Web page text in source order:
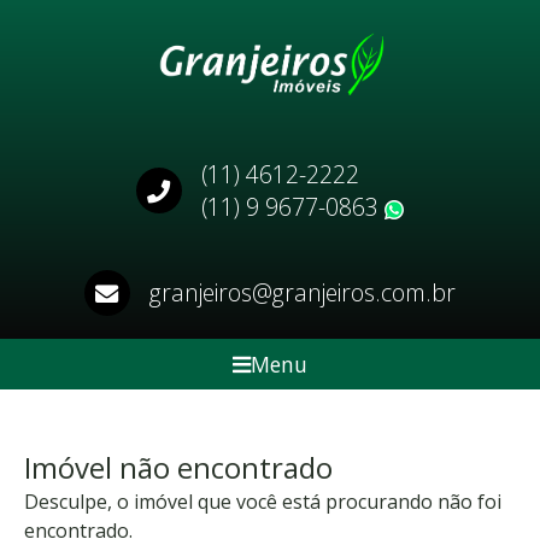
(11) 4612-2222
(11) 9 9677-0863
granjeiros@granjeiros.com.br
Menu
Imóvel não encontrado
Desculpe, o imóvel que você está procurando não foi
encontrado.